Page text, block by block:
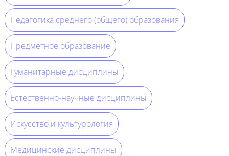
Педагогика среднего (общего) образования
Предметное образование
Гуманитарные дисциплины
Естественно-научные дисциплины
Искусство и культурология
Медицинские дисциплины